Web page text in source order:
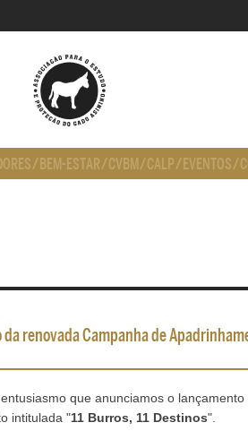
/ BEM-ESTAR/CVBM/CALP/ EVENTOS/
da renovada Campanha de
que anunciamos o
intitulada "11 Burros, 11 Destinos".